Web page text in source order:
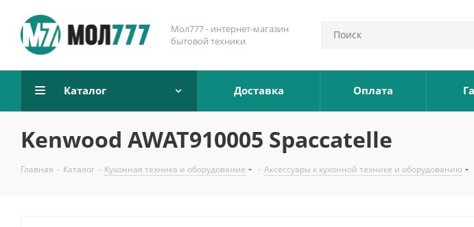
Мол777 - интернет-магазин
бытовой техники
Каталог Доставка Оплата
Kenwood AWAT910005 Spaccatelle
Главная - Каталог - Кухонная техника и оборудование - Аксессуары к кухонной технике и оборудованию